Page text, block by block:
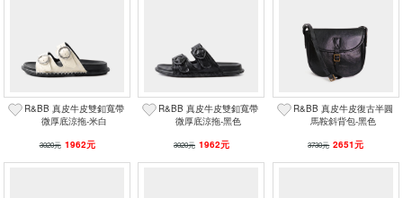
篩選
R&BB 真皮牛皮雙釦寬帶
微厚底涼拖-米白
3020元 1962元
R&BB 真皮牛皮雙釦寬帶
微厚底涼拖-黑色
3020元 1962元
R&BB 真皮牛皮復古半圓
馬鞍斜背包-黑色
3730元 2651元